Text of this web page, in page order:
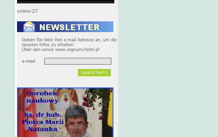
online:27
Geben Sie bitte Ihre e.mail Adresse an, um die
neusten Infos zu erhalten
Über den servis www.regnumchristi.pl
e-mail